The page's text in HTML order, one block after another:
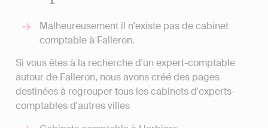
Malheureusement il n'existe pas de cabinet
comptable à Falleron.
Si vous êtes à la recherche d'un expert-comptable
autour de Falleron, nous avons créé des pages
destinées à regrouper tous les cabinets d'experts-
comptables d'autres villes